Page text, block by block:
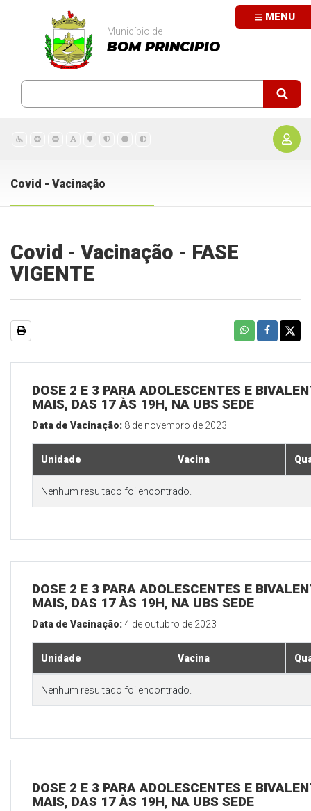
MENU
Município de
BOM PRINCIPIO
Covid - Vacinação
Covid - Vacinação - FASE
VIGENTE
DOSE 2 E 3 PARA ADOLESCENTES E
MAIS, DAS 17 ÀS 19H, NA UBS SEDE
Data de Vacinação: 8 de novembro de 2023
Unidade Vacina
Nenhum resultado foi encontrado.
DOSE 2 E 3 PARA ADOLESCENTES E
MAIS, DAS 17 ÀS 19H, NA UBS SEDE
Data de Vacinação:4 de outubro de 2023
Unidade Vacina
Nenhum resultado foi encontrado.
DOSE 2 E 3 PARA ADOLESCENTES E
MAIS, DAS 17 ÀS 19H, NA UBS SEDE